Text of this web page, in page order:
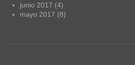
junio 2017 (4)
mayo 2017 (8)